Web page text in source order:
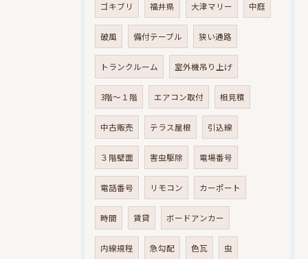
ゴキブリ 福井県 大津マリー 中庭
破風 備付テーブル 狭い通路
トランクルーム 室外機吊り上げ
3階～１階 エアコン取付 相見積
中古販売 テラス屋根 引込線
３階壁面 害虫駆除 電場番号
電話番号 リモコン カーポート
時間 賃貸 ボードアンカー
内線規程 急勾配 色瓦 虫